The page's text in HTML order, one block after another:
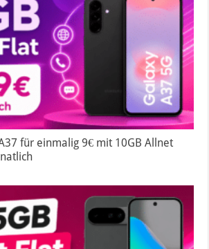
für einmalig 9€ mit 10GB Allnet